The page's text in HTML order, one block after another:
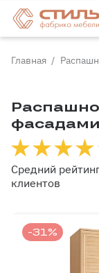
Главная
-31%
Средний
клиентов